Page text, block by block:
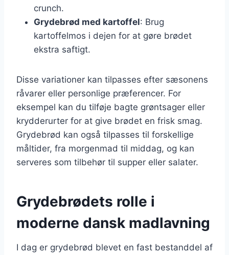
crunch.
Grydebrød med kartoffel: Brug
kartoffelmos i dejen for at gøre brødet
ekstra saftigt.
Disse variationer kan tilpasses efter sæsonens
råvarer eller personlige præferencer. For
eksempel kan du tilføje bagte grøntsager eller
krydderurter for at give brødet en frisk smag.
Grydebrød kan også tilpasses til forskellige
måltider, fra morgenmad til middag, og kan
serveres som tilbehør til supper eller salater.
Grydebrødets rolle i
moderne dansk madlavning
I dag er grydebrød blevet en fast bestanddel af